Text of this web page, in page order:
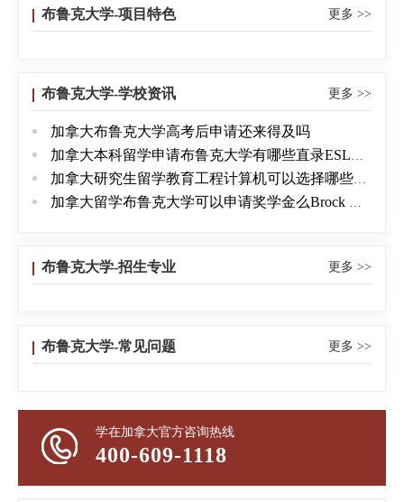
业，这使得学生在满足了求知欲望的同时，培养综合
专门设计适合他们的课程。★国际化的学习环境高质量
的教育及研究水平为布鲁克大学在加拿大国内，同时
也在国际上赢得了声誉，每年都会有数以百计的留学
生们被吸引至此，多元文化的交融为学校带来了勃勃
的生气，丰富了学生的人生体验。★获取奖学金的机会
得奖学金。国际学生的奖学金额度最高可达到2500加
置布鲁克大学下设五个学院：商学院、科学及数学学
院、社会科学学院、应用健康科学学院、教育学院。
的九月一日五月入学,截止日期为前一年的一月一日九
月入学，截止日期为当年的五月一日3学期/年14周/学
布鲁克大学-项目特色 更多 >>
布鲁克大学-学校资讯 更多 >>
加拿大布鲁克大学高考后申请还来得及吗
加拿大本科留学申请布鲁克大学有哪些直录ESL项目
加拿大研究生留学教育工程计算机可以选择哪些一年制硕士项目
加拿大留学布鲁克大学可以申请奖学金么Brock University
布鲁克大学-招生专业 更多 >>
布鲁克大学-常见问题 更多 >>
学在加拿大官方咨询热线
400-609-1118